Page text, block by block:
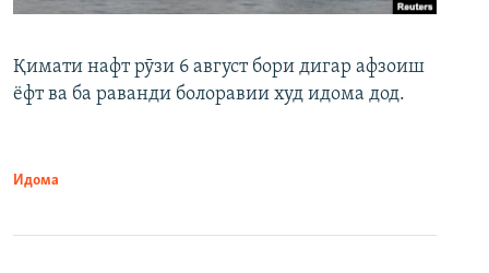
Қимати нафт рӯзи 6 август бори дигар афзоиш
ёфт ва ба раванди болоравии худ идома дод.
Идома